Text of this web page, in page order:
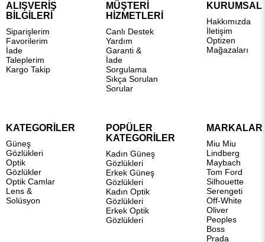
ALIŞVERİŞ
BİLGİLERİ
Siparişlerim
Favorilerim
İade
Taleplerim
Kargo Takip
MÜŞTERİ
HİZMETLERİ
Canlı Destek
Yardım
Garanti &
İade
Sorgulama
Sıkça Sorulan
Sorular
KURUMSAL
Hakkımızda
İletişim
Optizen
Mağazaları
KATEGORİLER
Güneş
Gözlükleri
Optik
Gözlükler
Optik Camlar
Lens &
Solüsyon
POPÜLER
KATEGORİLER
Kadın Güneş
Gözlükleri
Erkek Güneş
Gözlükleri
Kadın Optik
Gözlükleri
Erkek Optik
Gözlükleri
MARKALAR
Miu Miu
Lindberg
Maybach
Tom Ford
Silhouette
Serengeti
Off-White
Oliver
Peoples
Boss
Prada